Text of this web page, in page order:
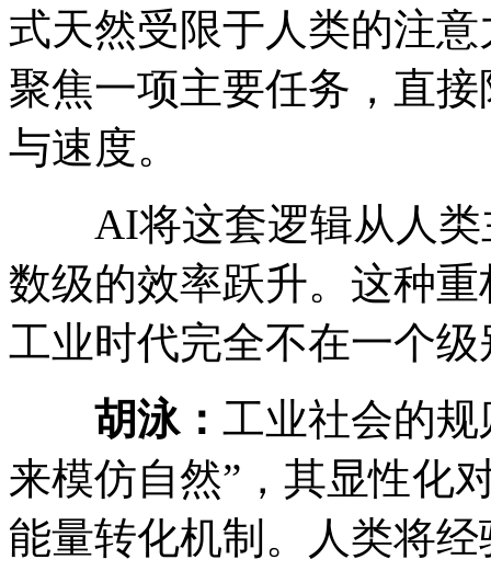
式天然受限于人类的注
聚焦一项主要任务，直
与速度。
AI将这套逻辑从人类
数级的效率跃升。这种
工业时代完全不在一个级
胡泳： 工业社会的
来模仿自然”，其显性化
能量转化机制。人类将